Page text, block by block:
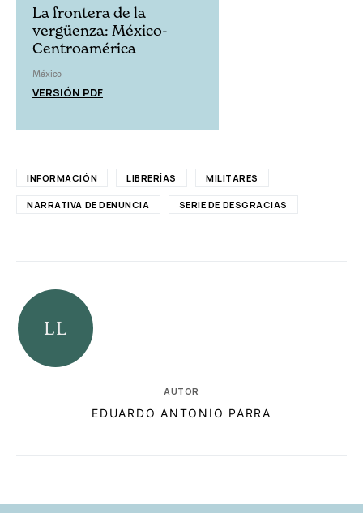
La frontera de la
vergüenza: México-
Centroamérica
México
VERSIÓN PDF
INFORMACIÓN LIBRERÍAS MILITARES
NARRATIVA DE DENUNCIA SERIE DE DESGRACIAS
AUTOR
EDUARDO ANTONIO PARRA